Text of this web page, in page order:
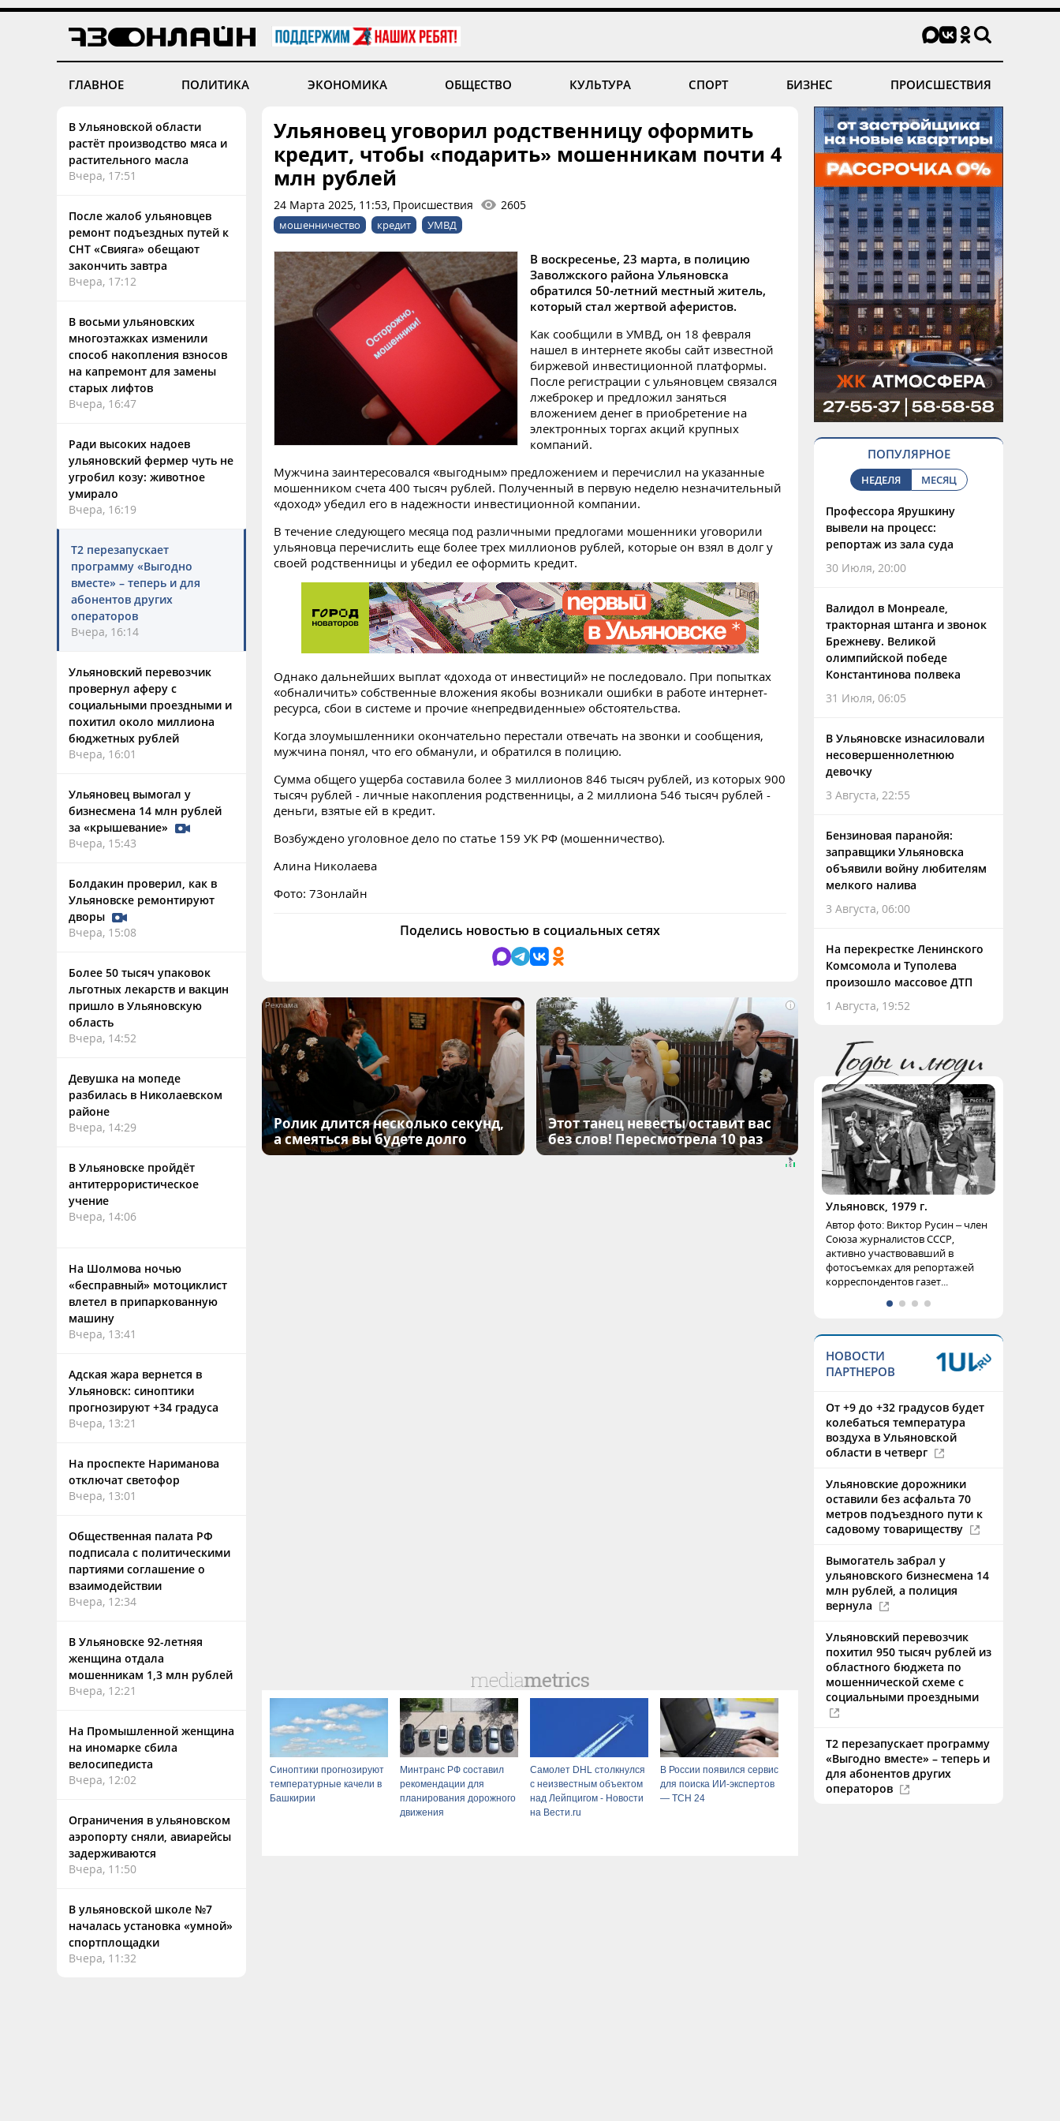
ГЛАВНОЕ ПОЛИТИКА ЭКОНОМИКА ОБЩЕСТВО КУЛЬТУРА СПОРТ БИЗНЕС ПРОИСШЕСТВИЯ
В Ульяновской области
растёт производство мяса и
растительного масла
Вчера, 17:51
После жалоб ульяновцев
ремонт подъездных путей к
СНТ «Свияга» обещают
закончить завтра
Вчера, 17:12
В восьми ульяновских
многоэтажках изменили
способ накопления взносов
на капремонт для замены
старых лифтов
Вчера, 16:47
Ради высоких надоев
ульяновский фермер чуть не
угробил козу: животное
умирало
Вчера, 16:19
Т2 перезапускает
программу «Выгодно
вместе» – теперь и для
абонентов других
операторов
Вчера, 16:14
Ульяновский перевозчик
провернул аферу с
социальными проездными и
похитил около миллиона
бюджетных рублей
Вчера, 16:01
Ульяновец вымогал у
бизнесмена 14 млн рублей
за «крышевание»
Вчера, 15:43
Болдакин проверил, как в
Ульяновске ремонтируют
дворы
Вчера, 15:08
Более 50 тысяч упаковок
льготных лекарств и вакцин
пришло в Ульяновскую
область
Вчера, 14:52
Девушка на мопеде
разбилась в Николаевском
районе
Вчера, 14:29
В Ульяновске пройдёт
антитеррористическое
учение
Вчера, 14:06
На Шолмова ночью
«бесправный» мотоциклист
влетел в припаркованную
машину
Вчера, 13:41
Адская жара вернется в
Ульяновск: синоптики
прогнозируют +34 градуса
Вчера, 13:21
На проспекте Нариманова
отключат светофор
Вчера, 13:01
Общественная палата РФ
подписала с политическими
партиями соглашение о
взаимодействии
Вчера, 12:34
В Ульяновске 92-летняя
женщина отдала
мошенникам 1,3 млн рублей
Вчера, 12:21
На Промышленной женщина
на иномарке сбила
велосипедиста
Вчера, 12:02
Ограничения в ульяновском
аэропорту сняли, авиарейсы
задерживаются
Вчера, 11:50
В ульяновской школе №7
началась установка «умной»
спортплощадки
Вчера, 11:32
Ульяновец уговорил родственницу оформить
кредит, чтобы «подарить» мошенникам почти 4
млн рублей
24 Марта 2025, 11:53, Происшествия 2605
мошенничество кредит УМВД
В воскресенье, 23 марта, в полицию
Заволжского района Ульяновска
обратился 50-летний местный житель,
который стал жертвой аферистов.
Как сообщили в УМВД, он 18 февраля
нашел в интернете якобы сайт известной
биржевой инвестиционной платформы.
После регистрации с ульяновцем связался
лжеброкер и предложил заняться
вложением денег в приобретение на
электронных торгах акций крупных
компаний.
Мужчина заинтересовался «выгодным» предложением и перечислил на указанные
мошенником счета 400 тысяч рублей. Полученный в первую неделю незначительный
«доход» убедил его в надежности инвестиционной компании.
В течение следующего месяца под различными предлогами мошенники уговорили
ульяновца перечислить еще более трех миллионов рублей, которые он взял в долг у
своей родственницы и убедил ее оформить кредит.
Однако дальнейших выплат «дохода от инвестиций» не последовало. При попытках
«обналичить» собственные вложения якобы возникали ошибки в работе интернет-
ресурса, сбои в системе и прочие «непредвиденные» обстоятельства.
Когда злоумышленники окончательно перестали отвечать на звонки и сообщения,
мужчина понял, что его обманули, и обратился в полицию.
Сумма общего ущерба составила более 3 миллионов 846 тысяч рублей, из которых 900
тысяч рублей - личные накопления родственницы, а 2 миллиона 546 тысяч рублей -
деньги, взятые ей в кредит.
Возбуждено уголовное дело по статье 159 УК РФ (мошенничество).
Алина Николаева
Фото: 73онлайн
Поделись новостью в социальных сетях
i
Ролик длится несколько секунд,
а смеяться вы будете долго
i
Этот танец невесты оставит вас
без слов! Пересмотрела 10 раз
Синоптики прогнозируют
температурные качели в
Башкирии
Минтранс РФ составил
рекомендации для
планирования дорожного
движения
Самолет DHL столкнулся
с неизвестным объектом
над Лейпцигом - Новости
на Вести.ru
В России появился сервис
для поиска ИИ-экспертов
— ТСН 24
ПОПУЛЯРНОЕ
НЕДЕЛЯ МЕСЯЦ
Профессора Ярушкину
вывели на процесс:
репортаж из зала суда
30 Июля, 20:00
Валидол в Монреале,
тракторная штанга и звонок
Брежневу. Великой
олимпийской победе
Константинова полвека
31 Июля, 06:05
В Ульяновске изнасиловали
несовершеннолетнюю
девочку
3 Августа, 22:55
Бензиновая паранойя:
заправщики Ульяновска
объявили войну любителям
мелкого налива
3 Августа, 06:00
На перекрестке Ленинского
Комсомола и Туполева
произошло массовое ДТП
1 Августа, 19:52
Ульяновск, 1979 г.
Автор фото: Виктор Русин – член
Союза журналистов СССР,
активно участвовавший в
фотосъемках для репортажей
корреспондентов газет...
НОВОСТИ
ПАРТНЕРОВ
От +9 до +32 градусов будет
колебаться температура
воздуха в Ульяновской
области в четверг
Ульяновские дорожники
оставили без асфальта 70
метров подъездного пути к
садовому товариществу
Вымогатель забрал у
ульяновского бизнесмена 14
млн рублей, а полиция
вернула
Ульяновский перевозчик
похитил 950 тысяч рублей из
областного бюджета по
мошеннической схеме с
социальными проездными
Т2 перезапускает программу
«Выгодно вместе» – теперь и
для абонентов других
операторов